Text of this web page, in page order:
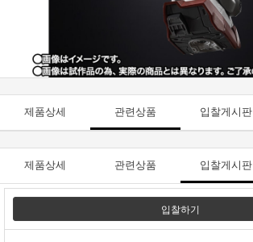
제품상세 관련상품 입찰게시판
제품상세 관련상품 입찰게시판
입찰하기